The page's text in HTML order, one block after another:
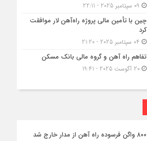
چین با تأمین مالی پروژه راه‌آهن لار موافقت
کرد
تفاهم راه آهن و گروه مالی بانک مسکن
20 آگوست 2025 - 19:41
۸۰۰ واگن فرسوده راه آهن از مدار خارج شد